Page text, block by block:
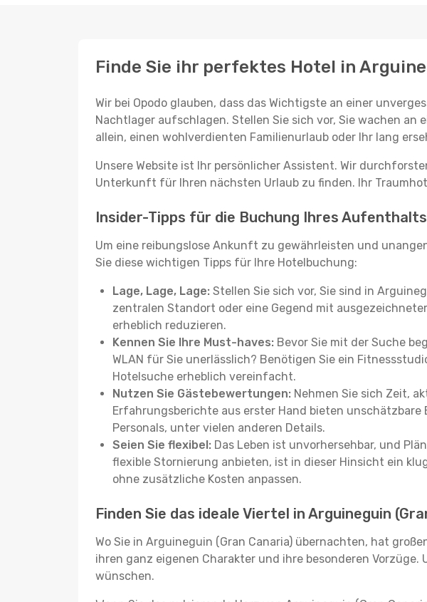
Finde Sie ihr perfektes Hotel in
Wir bei Opodo glauben, dass das Wichtigste an einer
Nachtlager aufschlagen. Stellen Sie sich vor, Sie wachen
allein, einen wohlverdienten Familienurlaub oder Ihr lang
Unsere Website ist Ihr persönlicher Assistent. Wir
Unterkunft für Ihren nächsten Urlaub zu finden. Ihr
Insider-Tipps für die Buchung Ihres
Um eine reibungslose Ankunft zu gewährleisten und
Sie diese wichtigen Tipps für Ihre Hotelbuchung:
Lage, Lage, Lage: Stellen Sie sich vor, Sie sind in
zentralen Standort oder eine Gegend mit
erheblich reduzieren.
Kennen Sie Ihre Must-haves: Bevor Sie mit der Suche
WLAN für Sie unerlässlich? Benötigen Sie ein
Hotelsuche erheblich vereinfacht.
Nutzen Sie Gästebewertungen: Nehmen Sie sich Zeit,
Erfahrungsberichte aus erster Hand bieten
Personals, unter vielen anderen Details.
Seien Sie flexibel: Das Leben ist unvorhersehbar, und
flexible Stornierung anbieten, ist in dieser Hinsicht ein
ohne zusätzliche Kosten anpassen.
Finden Sie das ideale Viertel in Arguineguin
Wo Sie in Arguineguin (Gran Canaria) übernachten, hat
ihren ganz eigenen Charakter und ihre besonderen Vorzüge.
wünschen.